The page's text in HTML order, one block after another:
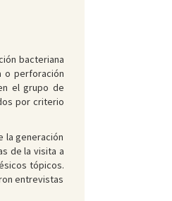
bacteriana
o perforación
el grupo de
por criterio
la generación
de la visita a
tópicos.
entrevistas